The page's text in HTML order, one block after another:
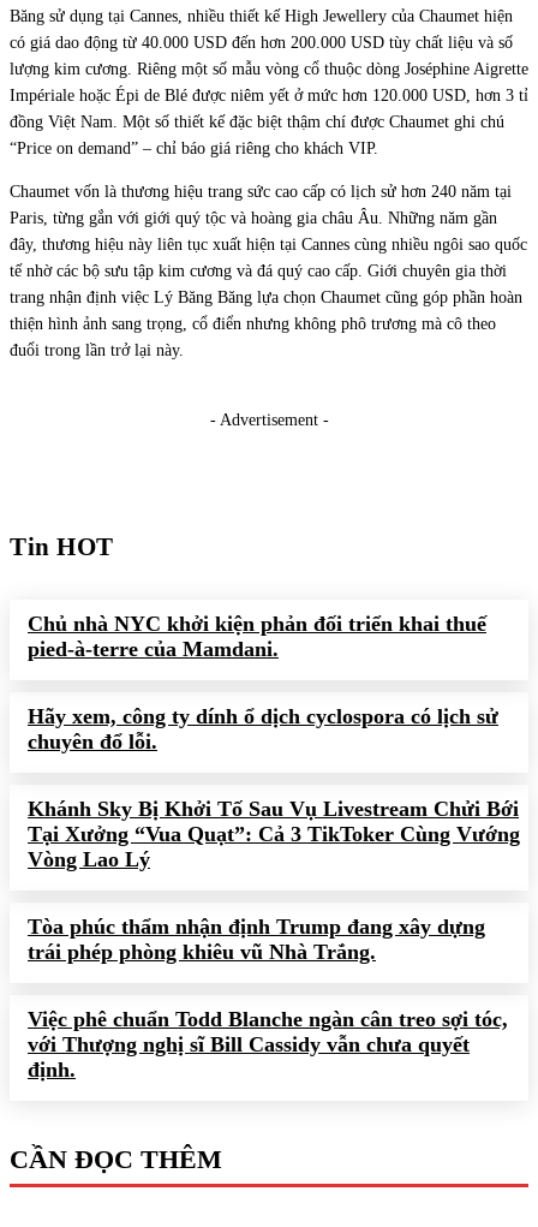
Tin HOT
Chủ nhà NYC khởi kiện phản đối triển khai thuế
pied-à-terre của Mamdani.
Hãy xem, công ty dính ổ dịch cyclospora có lịch sử
chuyên đổ lỗi.
Khánh Sky Bị Khởi Tố Sau Vụ Livestream Chửi Bới
Tại Xưởng “Vua Quạt”: Cả 3 TikToker Cùng Vướng
Vòng Lao Lý
Tòa phúc thẩm nhận định Trump đang xây dựng
trái phép phòng khiêu vũ Nhà Trắng.
Việc phê chuẩn Todd Blanche ngàn cân treo sợi tóc,
với Thượng nghị sĩ Bill Cassidy vẫn chưa quyết
định.
Băng sử dụng tại Cannes, nhiều thiết kế High Jewellery của Chaumet hiện
có giá dao động từ 40.000 USD đến hơn 200.000 USD tùy chất liệu và số
lượng kim cương. Riêng một số mẫu vòng cổ thuộc dòng Joséphine Aigrette
Impériale hoặc Épi de Blé được niêm yết ở mức hơn 120.000 USD, hơn 3 tỉ
đồng Việt Nam. Một số thiết kế đặc biệt thậm chí được Chaumet ghi chú
“Price on demand” – chỉ báo giá riêng cho khách VIP.
Chaumet vốn là thương hiệu trang sức cao cấp có lịch sử hơn 240 năm tại
Paris, từng gắn với giới quý tộc và hoàng gia châu Âu. Những năm gần
đây, thương hiệu này liên tục xuất hiện tại Cannes cùng nhiều ngôi sao quốc
tế nhờ các bộ sưu tập kim cương và đá quý cao cấp. Giới chuyên gia thời
trang nhận định việc Lý Băng Băng lựa chọn Chaumet cũng góp phần hoàn
thiện hình ảnh sang trọng, cổ điển nhưng không phô trương mà cô theo
đuổi trong lần trở lại này.
- Advertisement -
CẦN ĐỌC THÊM